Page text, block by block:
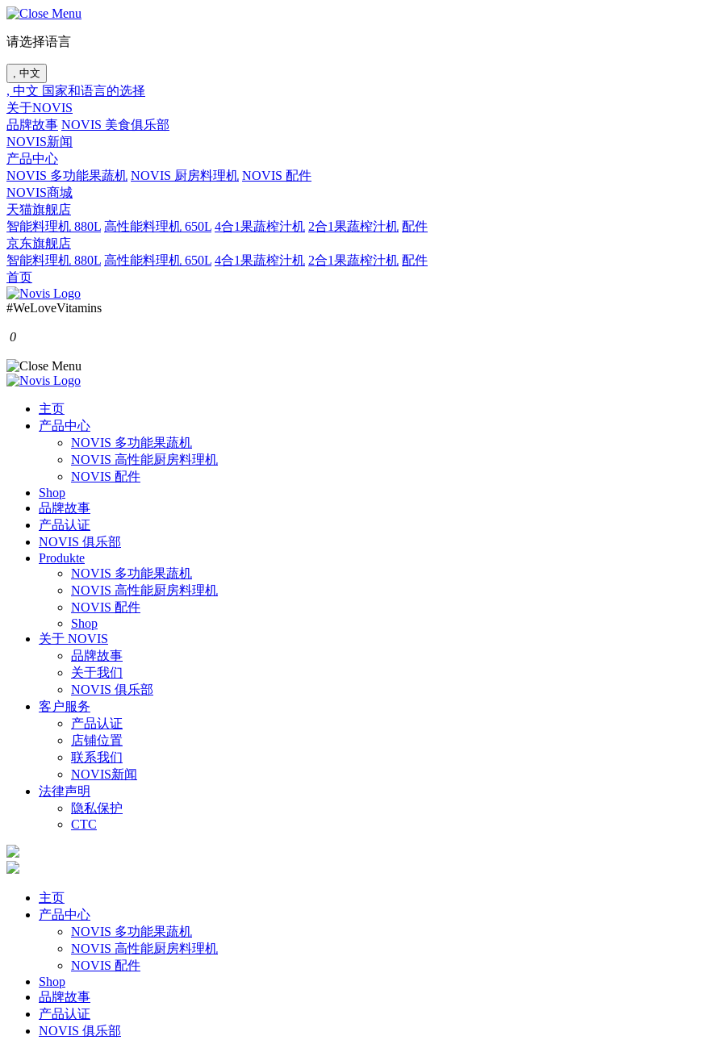
请选择语言
, 中文
, 中文 国家和语言的选择
关于NOVIS
品牌故事 NOVIS 美食俱乐部
NOVIS新闻
产品中心
NOVIS 多功能果蔬机 NOVIS 厨房料理机 NOVIS 配件
NOVIS商城
天猫旗舰店
智能料理机 880L 高性能料理机 650L 4合1果蔬榨汁机 2合1果蔬榨汁机 配件
京东旗舰店
智能料理机 880L 高性能料理机 650L 4合1果蔬榨汁机 2合1果蔬榨汁机 配件
首页
#WeLoveVitamins
0
主页
产品中心
NOVIS 多功能果蔬机
NOVIS 高性能厨房料理机
NOVIS 配件
Shop
品牌故事
产品认证
NOVIS 俱乐部
Produkte
NOVIS 多功能果蔬机
NOVIS 高性能厨房料理机
NOVIS 配件
Shop
关于 NOVIS
品牌故事
关于我们
NOVIS 俱乐部
客户服务
产品认证
店铺位置
联系我们
NOVIS新闻
法律声明
隐私保护
CTC
主页
产品中心
NOVIS 多功能果蔬机
NOVIS 高性能厨房料理机
NOVIS 配件
Shop
品牌故事
产品认证
NOVIS 俱乐部